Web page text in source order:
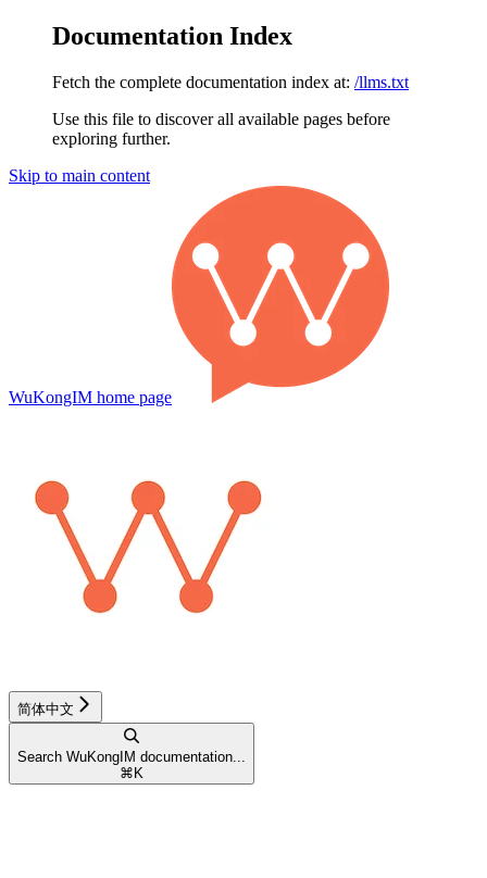
Documentation Index
Fetch the complete documentation index at: /llms.txt
Use this file to discover all available pages before
exploring further.
Skip to main content
WuKongIM home page
简体中文
Search WuKongIM documentation...
⌘ K